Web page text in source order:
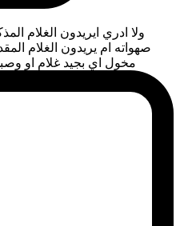
ولا ادري ايريدون الغلام
صهواته ام يريدون الغلام
مخول اي بجيد غلام او